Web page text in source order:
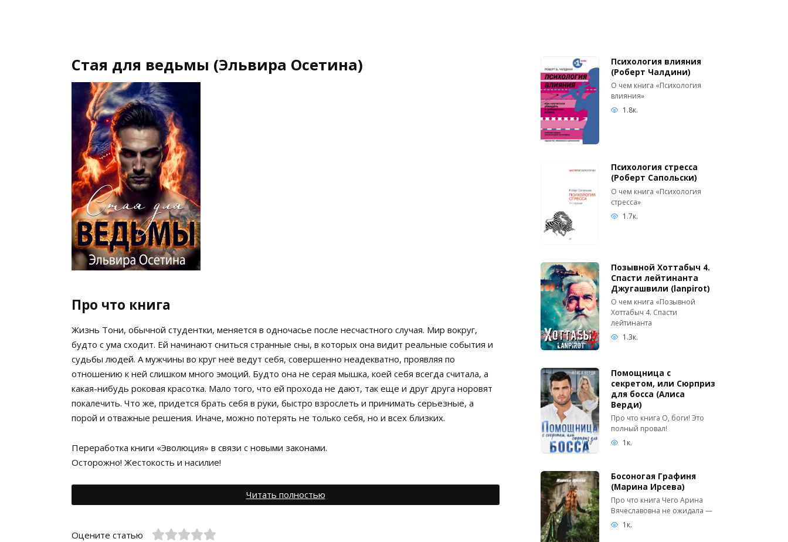
Стая для ведьмы (Эльвира Осетина)
Про что книга
Жизнь Тони, обычной студентки, меняется в одночасье после несчастного случая. Мир вокруг,
будто с ума сходит. Ей начинают сниться странные сны, в которых она видит реальные события и
судьбы людей. А мужчины во круг неё ведут себя, совершенно неадекватно, проявляя по
отношению к ней слишком много эмоций. Будто она не серая мышка, коей себя всегда считала, а
какая-нибудь роковая красотка. Мало того, что ей прохода не дают, так еще и друг друга норовят
покалечить. Что же, придется брать себя в руки, быстро взрослеть и принимать серьезные, а
порой и отважные решения. Иначе, можно потерять не только себя, но и всех близких.
Переработка книги «Эволюция» в связи с новыми законами.
Осторожно! Жестокость и насилие!
Читать полностью
Оцените статью
Психология влияния
(Роберт Чалдини)
О чем книга «Психология
влияния»
1.8к.
Психология стресса
(Роберт Сапольски)
О чем книга «Психология
стресса»
1.7к.
Позывной Хоттабыч 4.
Спасти лейтинанта
Джугашвили (lanpirot)
О чем книга «Позывной
Хоттабыч 4. Спасти
лейтинанта
1.3к.
Помощница с
секретом, или Сюрприз
для босса (Алиса
Верди)
Про что книга О, боги! Это
полный провал!
1к.
Босоногая Графиня
(Марина Ирсева)
Про что книга Чего Арина
Вячеславовна не ожидала —
1к.